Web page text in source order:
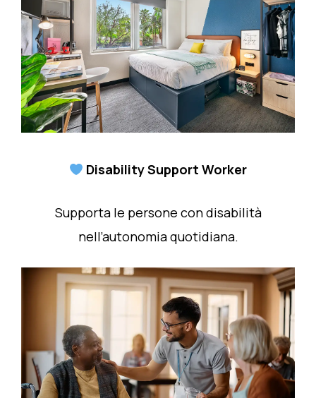
Disability Support Worker
Supporta le persone con disabilità
nell’autonomia quotidiana.